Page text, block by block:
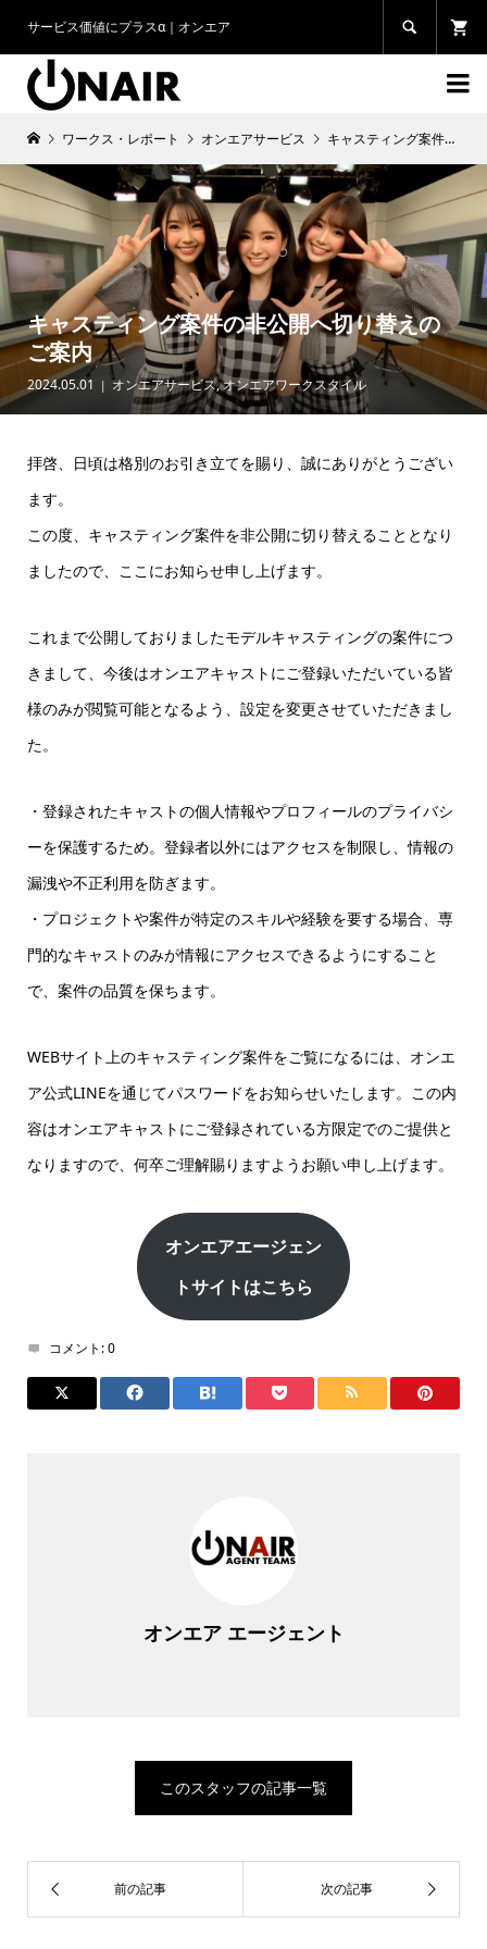
サービス価値にプラスα｜オンエア 

ワークス・レポート オンエアサービス キャスティング案件の非公開へ切り替えのご案内
キャスティング案件の非公開へ切り替えの
ご案内
2024.05.01 オンエアサービス,オンエアワークスタイル
拝啓、日頃は格別のお引き立てを賜り、誠にありがとうござい
ます。
この度、キャスティング案件を非公開に切り替えることとなり
ましたので、ここにお知らせ申し上げます。
これまで公開しておりましたモデルキャスティングの案件につ
きまして、今後はオンエアキャストにご登録いただいている皆
様のみが閲覧可能となるよう、設定を変更させていただきまし
た。
・登録されたキャストの個人情報やプロフィールのプライバシ
ーを保護するため。登録者以外にはアクセスを制限し、情報の
漏洩や不正利用を防ぎます。
・プロジェクトや案件が特定のスキルや経験を要する場合、専
門的なキャストのみが情報にアクセスできるようにすること
で、案件の品質を保ちます。
WEBサイト上のキャスティング案件をご覧になるには、オンエ
ア公式LINEを通じてパスワードをお知らせいたします。この内
容はオンエアキャストにご登録されている方限定でのご提供と
なりますので、何卒ご理解賜りますようお願い申し上げます。
オンエアエージェン
トサイトはこちら
コメント:0
オンエア エージェント
このスタッフの記事一覧